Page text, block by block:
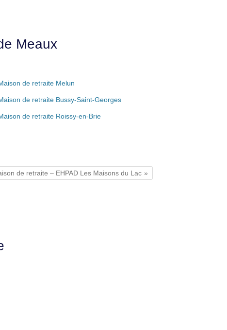
Meaux
de retraite Melun
de retraite Bussy-Saint-Georges
de retraite Roissy-en-Brie
de retraite – EHPAD Les Maisons du Lac